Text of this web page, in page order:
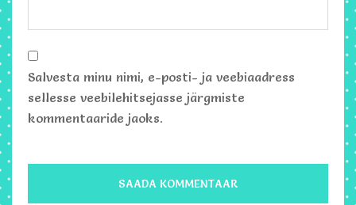
Salvesta minu nimi, e-posti- ja veebiaadress
sellesse veebilehitsejasse järgmiste
kommentaaride jaoks.